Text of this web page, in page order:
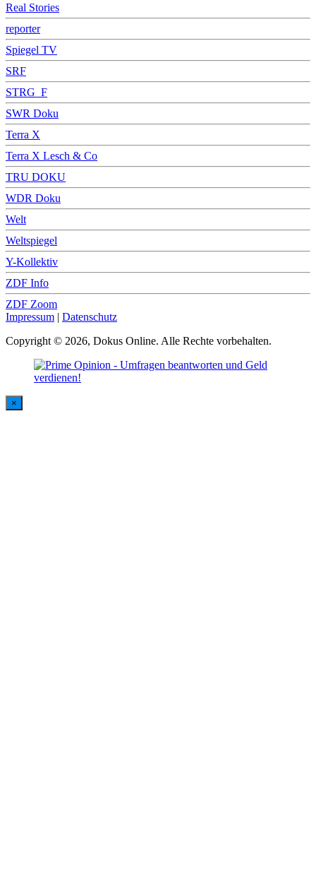
Real Stories
reporter
Spiegel TV
SRF
STRG_F
SWR Doku
Terra X
Terra X Lesch & Co
TRU DOKU
WDR Doku
Welt
Weltspiegel
Y-Kollektiv
ZDF Info
ZDF Zoom
Impressum | Datenschutz
Copyright © 2026, Dokus Online. Alle Rechte vorbehalten.
×